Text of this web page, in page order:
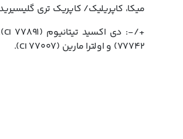
Nypon
قرمز روشن
Rabarber صورتی طلایی
میکا، کاپریلیک/ کاپریک تری
77742) و اولترا مارین (CI 77007).